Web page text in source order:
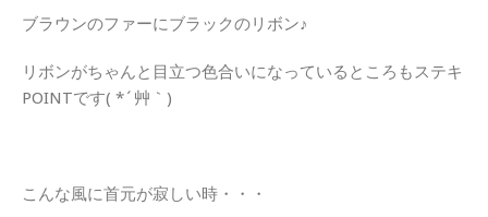
ブラウンのファーにブラックのリボン♪
リボンがちゃんと目立つ色合いになっているところもステキ
POINTです( *´艸｀)
こんな風に首元が寂しい時・・・